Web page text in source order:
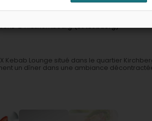
L-2411Luxembourg (Lëtzebuerg)
Kebab Lounge situé dans le quartier
un dîner dans une ambiance